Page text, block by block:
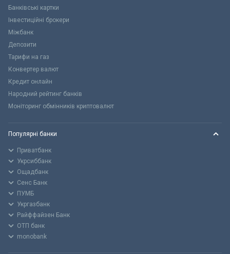
Банківські картки
Інвестиційні брокери
Міжбанк
Депозити
Тарифи на газ
Конвертер валют
Кредит онлайн
Народний рейтинг банків
Моніторинг обмінників криптовалют
Популярні банки
Приватбанк
Укрсиббанк
Ощадбанк
Сенс Банк
ПУМБ
Укргазбанк
Райффайзен Банк
ОТП банк
monobank